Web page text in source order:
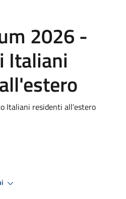
2026 -
Italiani
Italiani residenti all'estero